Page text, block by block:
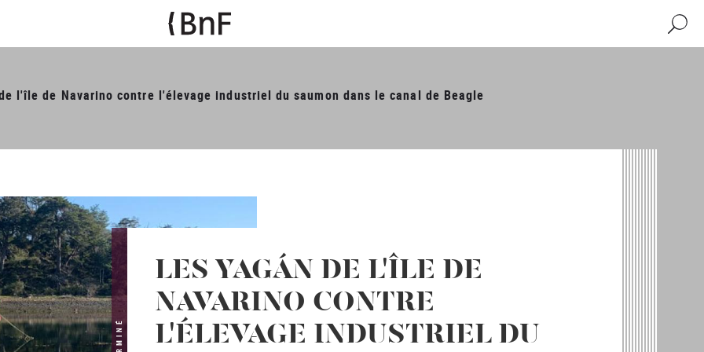
l'île de Navarino contre l'élevage industriel du saumon dans le canal de Beagle
TERMINÉ
LES YAGÁN DE L'ÎLE DE
NAVARINO CONTRE
L'ÉLEVAGE INDUSTRIEL DU